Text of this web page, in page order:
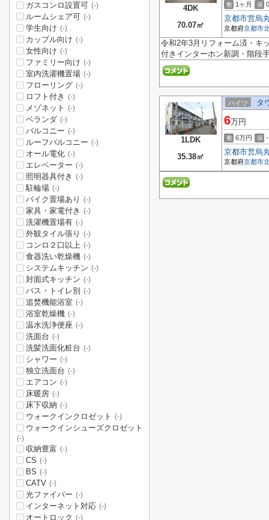
4DK
70.07㎡
敷 1ヶ月 保
京都市営烏
京都府京都市
令和2年3月リフォーム済・キ
付きインターホン新調・階段
1LDK
35.38㎡
ハイツ タ
6万円
敷 6万円 保 -
京都市営烏
京都府京都市
ガスコンロ設置可 (-)
ルームシェア可 (-)
学生向け (-)
カップル向け (-)
女性向け (-)
ファミリー向け (-)
室内洗濯機置場 (-)
フローリング (-)
ロフト付き (-)
メゾネット (-)
ベランダ (-)
バルコニー (-)
ルーフバルコニー (-)
オール電化 (-)
エレベーター (-)
照明器具付き (-)
駐輪場 (-)
バイク置場あり (-)
家具・家電付き (-)
洗濯機置場有 (-)
外観タイル張り (-)
コンロ２口以上 (-)
食器洗い乾燥機 (-)
システムキッチン (-)
対面式キッチン (-)
バス・トイレ別 (-)
追焚機能浴室 (-)
浴室乾燥機 (-)
温水洗浄便座 (-)
洗面台 (-)
洗髪洗面化粧台 (-)
シャワー (-)
独立洗面台 (-)
エアコン (-)
床暖房 (-)
床下収納 (-)
ウォークインクロゼット (-)
ウォークインシューズクロゼット
(-)
収納豊富 (-)
CS (-)
BS (-)
CATV (-)
光ファイバー (-)
インターネット対応 (-)
オートロック (-)